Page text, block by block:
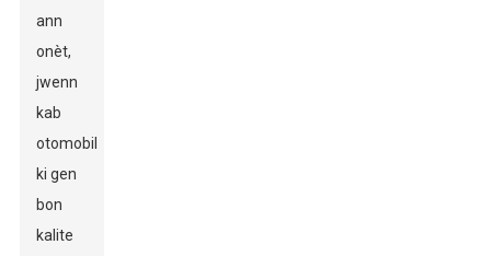
ann
onèt,
jwenn
kab
otomobil
ki gen
bon
kalite